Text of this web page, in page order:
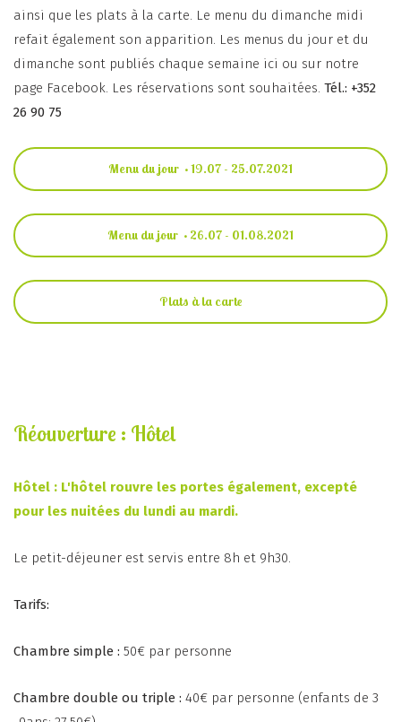
ainsi que les plats à la carte. Le menu du dimanche midi
refait également son apparition. Les menus du jour et du
dimanche sont publiés chaque semaine ici ou sur notre
page Facebook. Les réservations sont souhaitées. Tél.: +352
26 90 75
Menu du jour • 19.07 - 25.07.2021
Menu du jour • 26.07 - 01.08.2021
Plats à la carte
Réouverture : Hôtel
Hôtel : L'hôtel rouvre les portes également, excepté
pour les nuitées du lundi au mardi.
Le petit-déjeuner est servis entre 8h et 9h30.
Tarifs:
Chambre simple : 50€ par personne
Chambre double ou triple : 40€ par personne (enfants de 3